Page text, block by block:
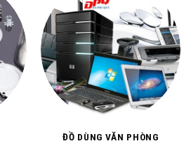
ĐỒ DÙNG VĂN PHÒNG